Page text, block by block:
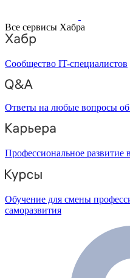
Все сервисы Хабра
Сообщество IT-специалистов
Ответы на любые вопросы
Профессиональное развитие
Обучение для смены
саморазвития